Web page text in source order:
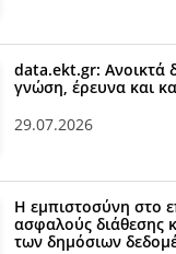
data.ekt.gr: Ανοικτά
γνώση, έρευνα και
29.07.2026
Η εμπιστοσύνη στο
ασφαλούς διάθεσης
των δημόσιων